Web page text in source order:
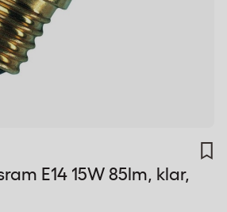
E14 15W 85lm, klar,